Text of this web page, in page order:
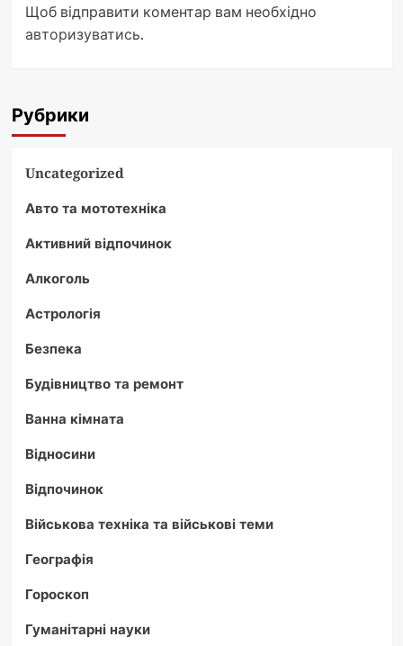
Щоб відправити коментар вам необхідно
авторизуватись.
Рубрики
Uncategorized
Авто та мототехніка
Активний відпочинок
Алкоголь
Астрологія
Безпека
Будівництво та ремонт
Ванна кімната
Відносини
Відпочинок
Військова техніка та військові теми
Географія
Гороскоп
Гуманітарні науки